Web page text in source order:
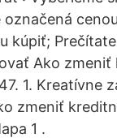
označená
kúpiť;
Ako
1. Kreatívne
zmeniť
1 .